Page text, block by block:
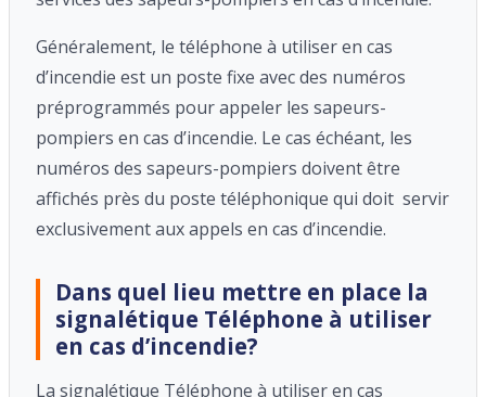
Généralement, le téléphone à utiliser en cas
d’incendie est un poste fixe avec des numéros
préprogrammés pour appeler les sapeurs-
pompiers en cas d’incendie. Le cas échéant, les
numéros des sapeurs-pompiers doivent être
affichés près du poste téléphonique qui doit servir
exclusivement aux appels en cas d’incendie.
Dans quel lieu mettre en place la
signalétique Téléphone à utiliser
en cas d’incendie?
La signalétique Téléphone à utiliser en cas